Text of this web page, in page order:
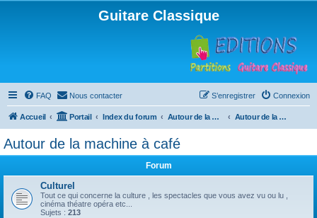
Guitare Classique
FAQ Nous contacter Connexion
S’enregistrer
Accueil Portail Index du forum Autour de la machine à café Autour de la machine à café
Autour de la machine à café
Forum
Culturel
Tout ce qui concerne la culture , les spectacles que vous avez vu ou lu ,
cinéma théatre opéra etc...
Sujets : 213